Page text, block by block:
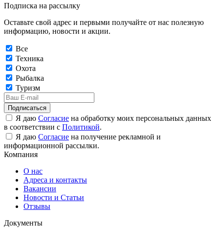
Подписка на рассылку
Оставьте свой адрес и первыми получайте от нас полезную
информацию, новости и акции.
Все
Техника
Охота
Рыбалка
Туризм
Подписаться
Я даю Согласие на обработку моих персональных данных
в соответствии с Политикой.
Я даю Согласие на получение рекламной и
информационной рассылки.
Компания
О нас
Адреса и контакты
Вакансии
Новости и Статьи
Отзывы
Документы